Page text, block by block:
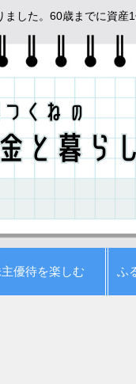
した。60歳までに資産
優待を楽しむ ふ